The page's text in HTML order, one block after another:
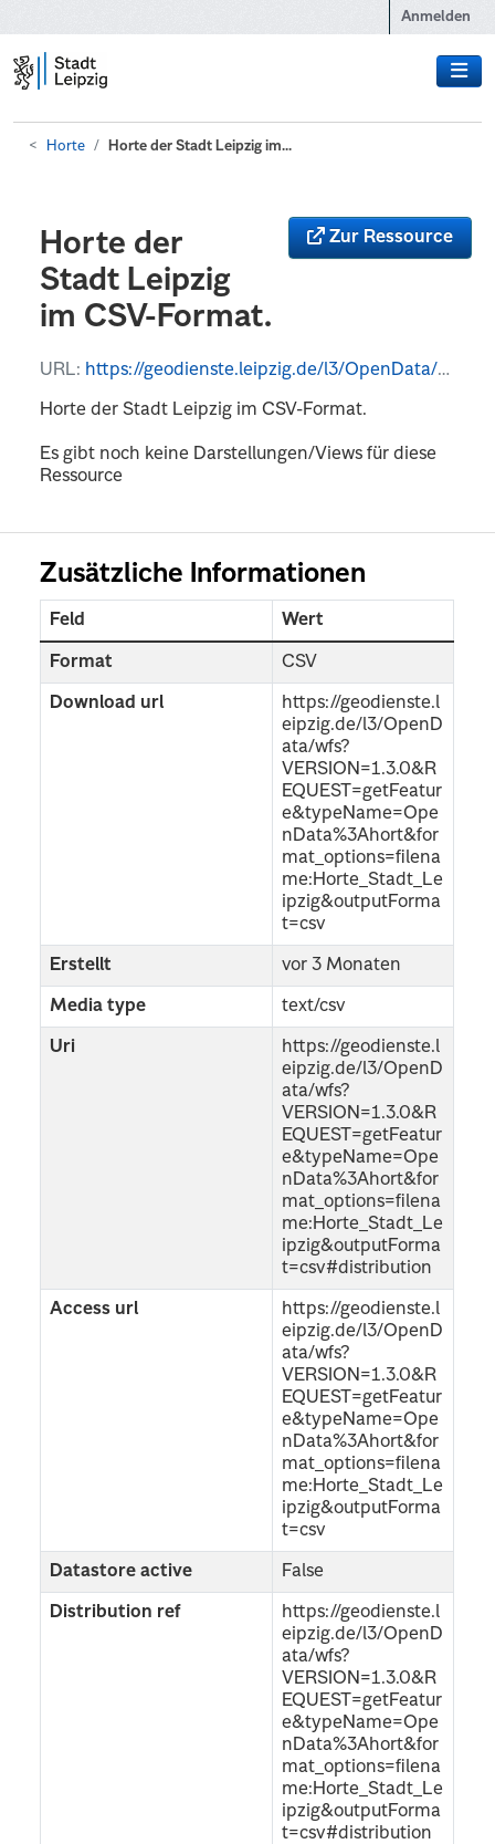
Anmelden
Horte Horte der Stadt Leipzig im...
Zur Ressource
Horte der
Stadt Leipzig
im CSV-Format.
URL: https://geodienste.leipzig.de/l3/OpenData/wfs?VERSION=1.3.0&REQUEST=getFeature&typeName=OpenData%3Ahort&format_options=filename:Horte_Stadt_Leipzig&outputFormat=csv
Horte der Stadt Leipzig im CSV-Format.
Es gibt noch keine Darstellungen/Views für diese
Ressource
Zusätzliche Informationen
Feld Wert
Format CSV
Download url
https://geodienste.l
eipzig.de/l3/OpenD
ata/wfs?
VERSION=1.3.0&R
EQUEST=getFeatur
e&typeName=Ope
nData%3Ahort&for
mat_options=filena
me:Horte_Stadt_Le
ipzig&outputForma
t=csv
Erstellt vor 3 Monaten
Media type text/csv
Uri
https://geodienste.l
eipzig.de/l3/OpenD
ata/wfs?
VERSION=1.3.0&R
EQUEST=getFeatur
e&typeName=Ope
nData%3Ahort&for
mat_options=filena
me:Horte_Stadt_Le
ipzig&outputForma
t=csv#distribution
Access url
https://geodienste.l
eipzig.de/l3/OpenD
ata/wfs?
VERSION=1.3.0&R
EQUEST=getFeatur
e&typeName=Ope
nData%3Ahort&for
mat_options=filena
me:Horte_Stadt_Le
ipzig&outputForma
t=csv
Datastore active False
Distribution ref
https://geodienste.l
eipzig.de/l3/OpenD
ata/wfs?
VERSION=1.3.0&R
EQUEST=getFeatur
e&typeName=Ope
nData%3Ahort&for
mat_options=filena
me:Horte_Stadt_Le
ipzig&outputForma
t=csv#distribution